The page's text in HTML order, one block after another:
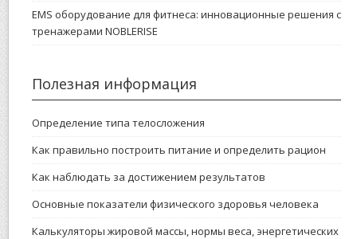
EMS оборудование для фитнеса: инновационные решения с
тренажерами NOBLERISE
Полезная информация
Определение типа телосложения
Как правильно построить питание и определить рацион
Как наблюдать за достижением результатов
Основные показатели физического здоровья человека
Калькуляторы жировой массы, нормы веса, энергетических